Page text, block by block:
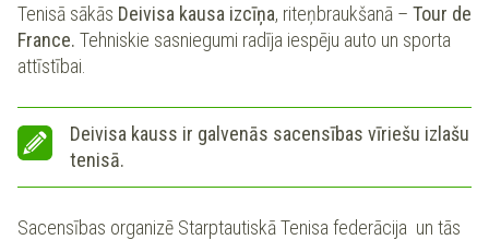
Tenisā sākās Deivisa kausa izcīņa, riteņbraukšanā – Tour de
France. Tehniskie sasniegumi radīja iespēju auto un sporta
attīstībai.
Deivisa kauss ir galvenās sacensības vīriešu izlašu
tenisā.
Sacensības organizē Starptautiskā Tenisa federācija un tās